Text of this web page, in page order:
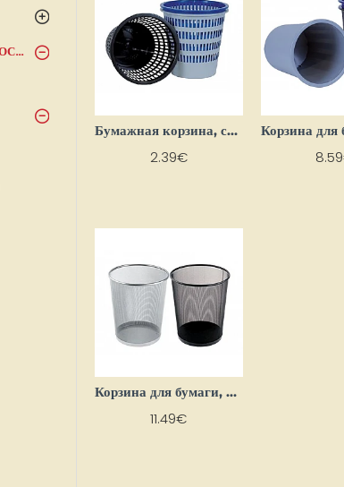
КАНЦЕЛЯРСКИЕ ПРИНАДЛЕЖНОСТИ
Бумажная корзина, синяя
2.39€
Корзина для бумаги, чёрная
11.49€